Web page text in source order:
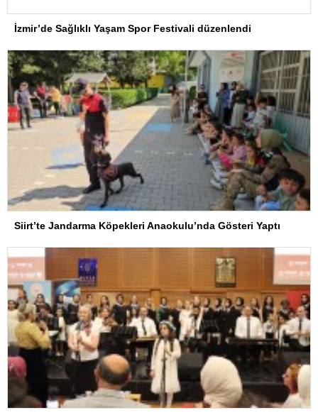
İzmir’de Sağlıklı Yaşam Spor Festivali düzenlendi
Siirt’te Jandarma Köpekleri Anaokulu’nda Gösteri Yaptı